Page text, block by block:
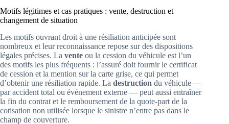
Motifs légitimes et cas pratiques : vente, destruction et
changement de situation
Les motifs ouvrant droit à une résiliation anticipée sont
nombreux et leur reconnaissance repose sur des dispositions
légales précises. La vente ou la cession du véhicule est l’un
des motifs les plus fréquents : l’assuré doit fournir le certificat
de cession et la mention sur la carte grise, ce qui permet
d’obtenir une résiliation rapide. La destruction du véhicule —
par accident total ou événement externe — peut aussi entraîner
la fin du contrat et le remboursement de la quote-part de la
cotisation non utilisée lorsque le sinistre n’entre pas dans le
champ de couverture.